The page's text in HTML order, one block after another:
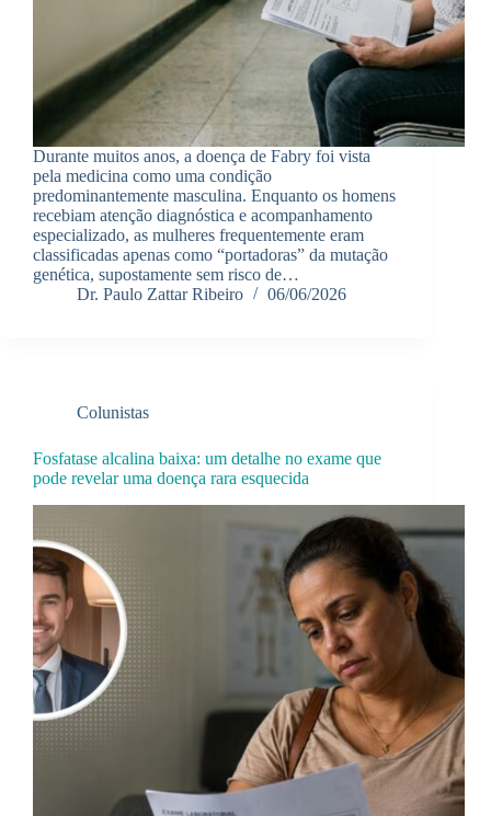
Durante muitos anos, a doença de Fabry foi vista
pela medicina como uma condição
predominantemente masculina. Enquanto os homens
recebiam atenção diagnóstica e acompanhamento
especializado, as mulheres frequentemente eram
classificadas apenas como “portadoras” da mutação
genética, supostamente sem risco de…
Dr. Paulo Zattar Ribeiro
06/06/2026
Colunistas
Fosfatase alcalina baixa: um detalhe no exame que
pode revelar uma doença rara esquecida